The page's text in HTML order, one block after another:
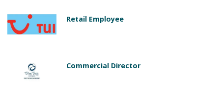
Retail Employee
Commercial Director